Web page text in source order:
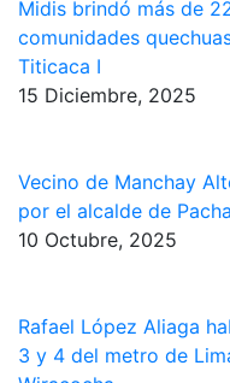
Midis brindó más de
comunidades
Titicaca I
15 Diciembre, 2025
Vecino de Manchay
por el alcalde de
10 Octubre, 2025
Rafael López Aliaga
3 y 4 del metro de